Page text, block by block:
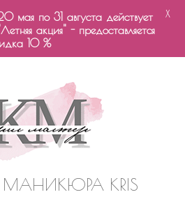
KRIS
мая по 31 августа действует
акция" - предоставляется
10 %
X